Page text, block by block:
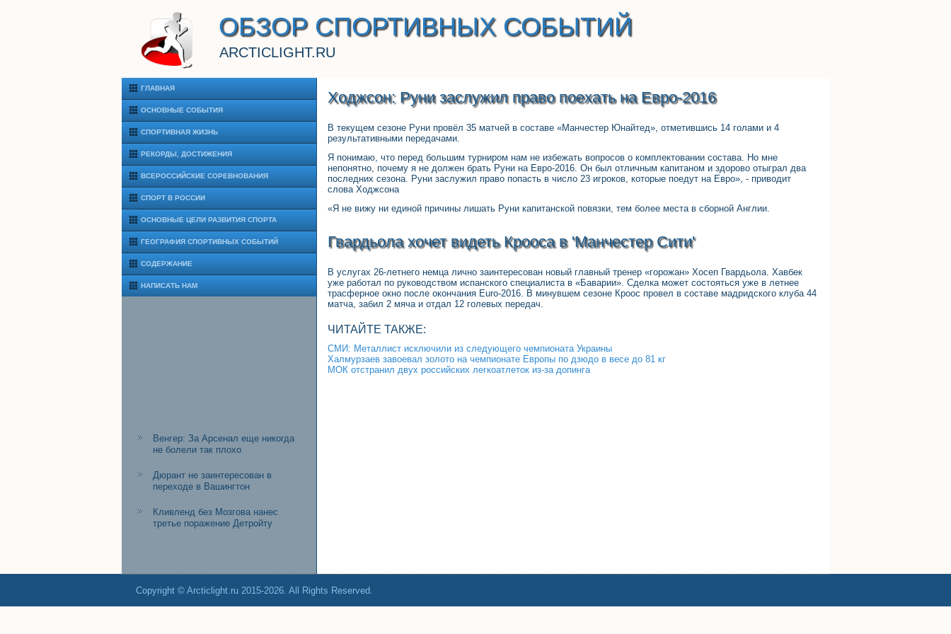
ОБЗОР СПОРТИВНЫХ СОБЫТИЙ
ARCTICLIGHT.RU
ГЛАВНАЯ
ОСНОВНЫЕ СОБЫТИЯ
СПОРТИВНАЯ ЖИЗНЬ
РЕКОРДЫ, ДОСТИЖЕНИЯ
ВСЕРОССИЙСКИЕ СОРЕВНОВАНИЯ
СПОРТ В РОССИИ
ОСНОВНЫЕ ЦЕЛИ РАЗВИТИЯ СПОРТА
ГЕОГРАФИЯ СПОРТИВНЫХ СОБЫТИЙ
СОДЕРЖАНИЕ
НАПИСАТЬ НАМ
Венгер: За Арсенал еще никогда
не болели так плохо
Дюрант не заинтересован в
переходе в Вашингтон
Кливленд без Мозгова нанес
третье поражение Детройту
Ходжсон: Руни заслужил право поехать на Евро-2016
В текущем сезоне Руни провёл 35 матчей в составе «Манчестер Юнайтед», отметившись 14 голами и 4
результативными передачами.
Я понимаю, что перед большим турниром нам не избежать вопросов о комплектовании состава. Но мне
непонятно, почему я не должен брать Руни на Евро-2016. Он был отличным капитаном и здорово отыграл два
последних сезона. Руни заслужил право попасть в число 23 игроков, которые поедут на Евро», - приводит
слова Ходжсона
«Я не вижу ни единой причины лишать Руни капитанской повязки, тем более места в сборной Англии.
Гвардьола хочет видеть Крооса в 'Манчестер Сити'
В услугах 26-летнего немца лично заинтересован новый главный тренер «горожан» Хосеп Гвардьола. Хавбек
уже работал по руководством испанского специалиста в «Баварии». Сделка может состояться уже в летнее
трасферное окно после окончания Euro-2016. В минувшем сезоне Кроос провел в составе мадридского клуба 44
матча, забил 2 мяча и отдал 12 голевых передач.
ЧИТАЙТЕ ТАКЖЕ:
СМИ: Металлист исключили из следующего чемпионата Украины
Халмурзаев завоевал золото на чемпионате Европы по дзюдо в весе до 81 кг
МОК отстранил двух российских легкоатлеток из-за допинга
Copyright © Arcticlight.ru 2015-2026. All Rights Reserved.